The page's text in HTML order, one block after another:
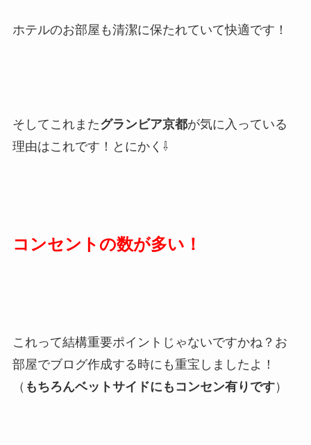
ホテルのお部屋も清潔に保たれていて快適です！
そしてこれまたグランビア京都が気に入っている
理由はこれです！とにかく⇩
コンセントの数が多い！
これって結構重要ポイントじゃないですかね？お
部屋でブログ作成する時にも重宝しましたよ！
（ もちろんベットサイドにもコンセン有りです）